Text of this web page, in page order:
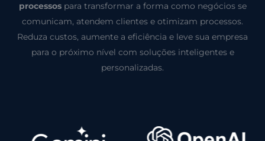
processospara transformar a forma como negócios se
comunicam, atendem clientes e otimizam processos.
Reduza custos, aumente a eficiência e leve sua empresa
para o próximo nível com soluções inteligentes e
personalizadas.